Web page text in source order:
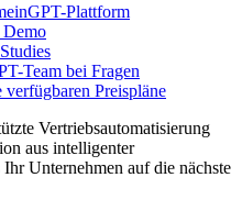
Plattform
Demo
Team bei Fragen
Preispläne
Vertriebsautomatisierung
aus intelligenter
Unternehmen auf die nächste